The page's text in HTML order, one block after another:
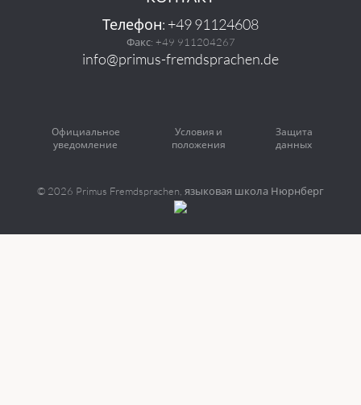
Телефон: +49 91124608
Факс: +49 911204267
info@primus-fremdsprachen.de
Официальное
уведомление
Условия и
положения
Защита
данных
© 2026 Primus Fremdsprachen, языковая школа Нюрнберг